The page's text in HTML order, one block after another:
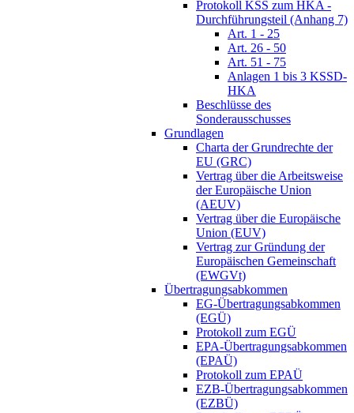
Protokoll KSS zum HKA -
Durchführungsteil (Anhang 7)
Art. 1 - 25
Art. 26 - 50
Art. 51 - 75
Anlagen 1 bis 3 KSSD-
HKA
Beschlüsse des
Sonderausschusses
Grundlagen
Charta der Grundrechte der
EU (GRC)
Vertrag über die Arbeitsweise
der Europäische Union
(AEUV)
Vertrag über die Europäische
Union (EUV)
Vertrag zur Gründung der
Europäischen Gemeinschaft
(EWGVt)
Übertragungsabkommen
EG-Übertragungsabkommen
(EGÜ)
Protokoll zum EGÜ
EPA-Übertragungsabkommen
(EPAÜ)
Protokoll zum EPAÜ
EZB-Übertragungsabkommen
(EZBÜ)